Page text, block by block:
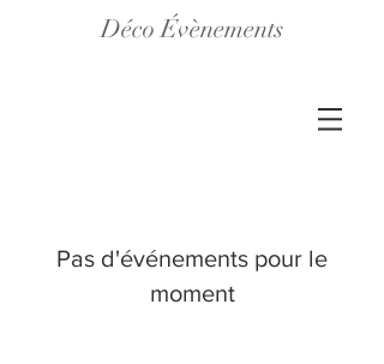
Déco Évènements
Pas d'événements pour le
moment